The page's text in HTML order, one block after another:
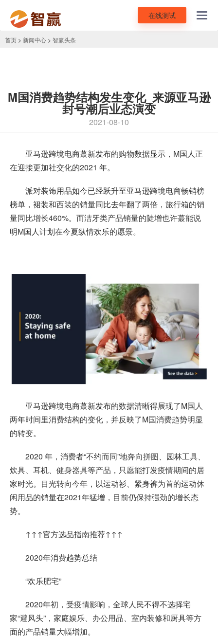
在线测试
首页 > 新闻中心 > 智赢头条
M国消费趋势结构发生变化_来源亚马逊
封号潮后业态演变
2021-08-10
亚马逊跨境电商蕞新发布的购物数据显示，M国人正
在迎接更加社交化的2021 年。
派对装饰用品如今已经跃升至亚马逊跨境电商畅销榜
榜单，裙装和西装的销量同比去年翻了两倍，旅行箱的销
量同比增长460%。而洁牙类产品销量的陡增也许蕞能说
明M国人计划在今夏纵情欢乐的愿景。
亚马逊跨境电商蕞新发布的数据清晰得展现了M国人
两年时间里消费结构的变化，并反映了M国消费趋势明显
的转变。
2020 年，消费者“不约而同”地奔向拼图、园林工具、
炊具、耳机、健身器具等产品，只愿能打发疫情期间的居
家时光。目光转向今年，以运动衫、紧身裤为首的运动休
闲用品的销量在2021年猛增，目前仍保持强劲的增长态
势。
↑↑↑官方选品指南推荐↑↑↑
2020年消费趋势总结
“欢乐肥宅”
2020年初，受疫情影响，全球人民不得不选择宅
家“避风头”，家庭娱乐、办公用品、室内装修和厨具等方
面的产品销量大幅增加。